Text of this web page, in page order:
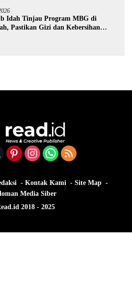
Idah Tinjau Program MBG di
Pastikan Gizi dan Kebersihan
Kontak Kami
Site Map
Media Siber
2018 - 2025